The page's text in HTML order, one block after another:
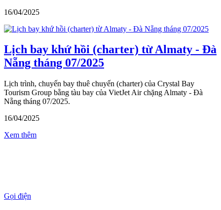
16/04/2025
Lịch bay khứ hồi (charter) từ Almaty - Đà
Nẵng tháng 07/2025
Lịch trình, chuyến bay thuê chuyến (charter) của Crystal Bay
Tourism Group bằng tàu bay của VietJet Air chặng Almaty - Đà
Nẵng tháng 07/2025.
16/04/2025
Xem thêm
Gọi điện